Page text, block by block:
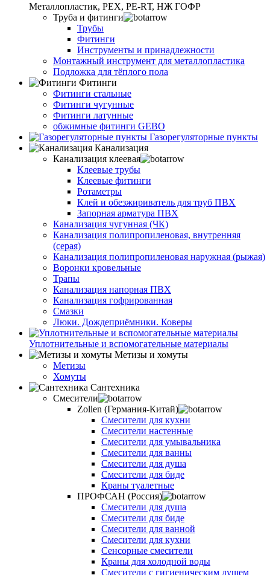
Металлопластик, РЕХ, РЕ-RТ, НЖ ГОФР
Труба и фитинги
Трубы
Фитинги
Инструменты и принадлежности
Монтажный инструмент для металлопластика
Подложка для тёплого пола
Фитинги
Фитинги стальные
Фитинги чугунные
Фитинги латунные
обжимные фитинги GEBO
Газорегуляторные пункты
Канализация
Канализация клеевая
Клеевые трубы
Клеевые фитинги
Ротаметры
Клей и обезжириватель для труб ПВХ
Запорная арматура ПВХ
Канализация чугунная (ЧК)
Канализация полипропиленовая, внутренняя
(серая)
Канализация полипропиленовая наружная (рыжая)
Воронки кровельные
Трапы
Канализация напорная ПВХ
Канализация гофрированная
Смазки
Люки. Дождеприёмники. Коверы
Уплотнительные и вспомогательные материалы
Метизы и хомуты
Метизы
Хомуты
Сантехника
Смесители
Zollen (Германия-Китай)
Смесители для кухни
Смесители настенные
Смесители для умывальника
Смесители для ванны
Смесители для душа
Смесители для биде
Краны туалетные
ПРОФСАН (Россия)
Смесители для душа
Смесители для биде
Смесители для ванной
Смесители для кухни
Сенсорные смесители
Краны для холодной воды
Смесители с гигиеническим душем